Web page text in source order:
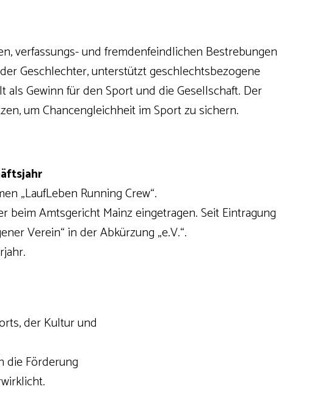
verfassungs- und fremdenfeindlichen Bestrebungen
Geschlechter, unterstützt geschlechtsbezogene
Gewinn für den Sport und die Gesellschaft. Der
um Chancengleichheit im Sport zu sichern.
„LaufLeben Running Crew“.
beim Amtsgericht Mainz eingetragen. Seit Eintragung
Verein“ in der Abkürzung „e.V.“.
der Kultur und
die Förderung